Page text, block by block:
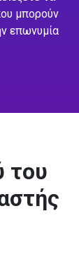
μπορούν
επωνυμία
του